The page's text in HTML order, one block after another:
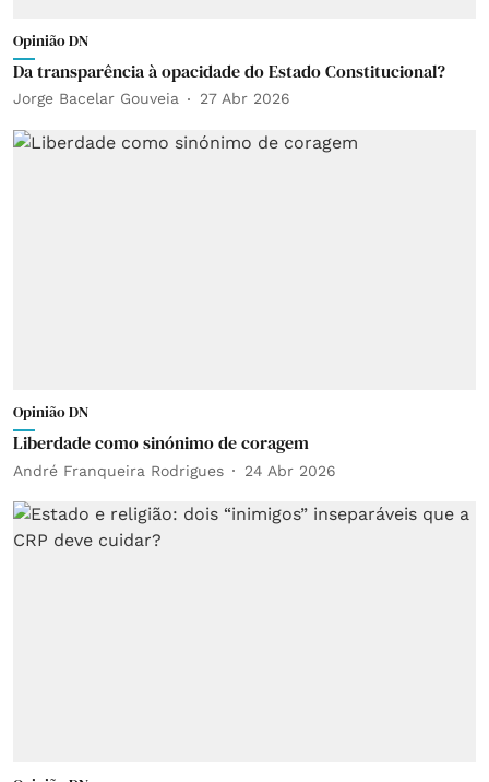
Opinião DN
Da transparência à opacidade do Estado Constitucional?
Jorge Bacelar Gouveia 27 Abr 2026
Opinião DN
Liberdade como sinónimo de coragem
André Franqueira Rodrigues 24 Abr 2026